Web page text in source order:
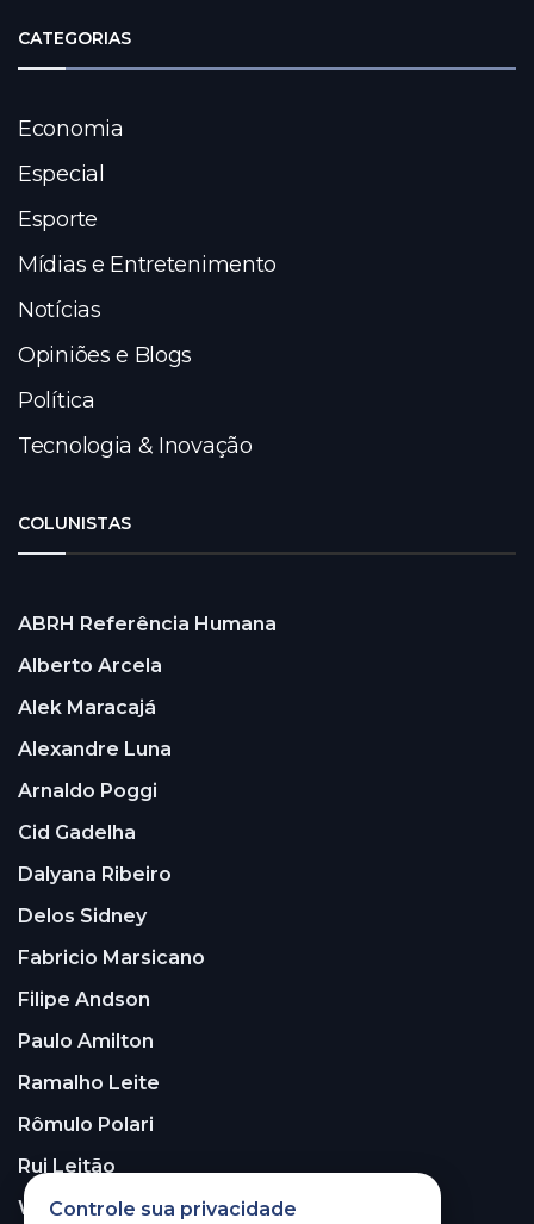
CATEGORIAS
Economia
Especial
Esporte
Mídias e Entretenimento
Notícias
Opiniões e Blogs
Política
Tecnologia & Inovação
COLUNISTAS
ABRH Referência Humana
Alberto Arcela
Alek Maracajá
Alexandre Luna
Arnaldo Poggi
Cid Gadelha
Dalyana Ribeiro
Delos Sidney
Fabricio Marsicano
Filipe Andson
Paulo Amilton
Ramalho Leite
Rômulo Polari
Rui Leitão
Walter Santos
Controle sua privacidade